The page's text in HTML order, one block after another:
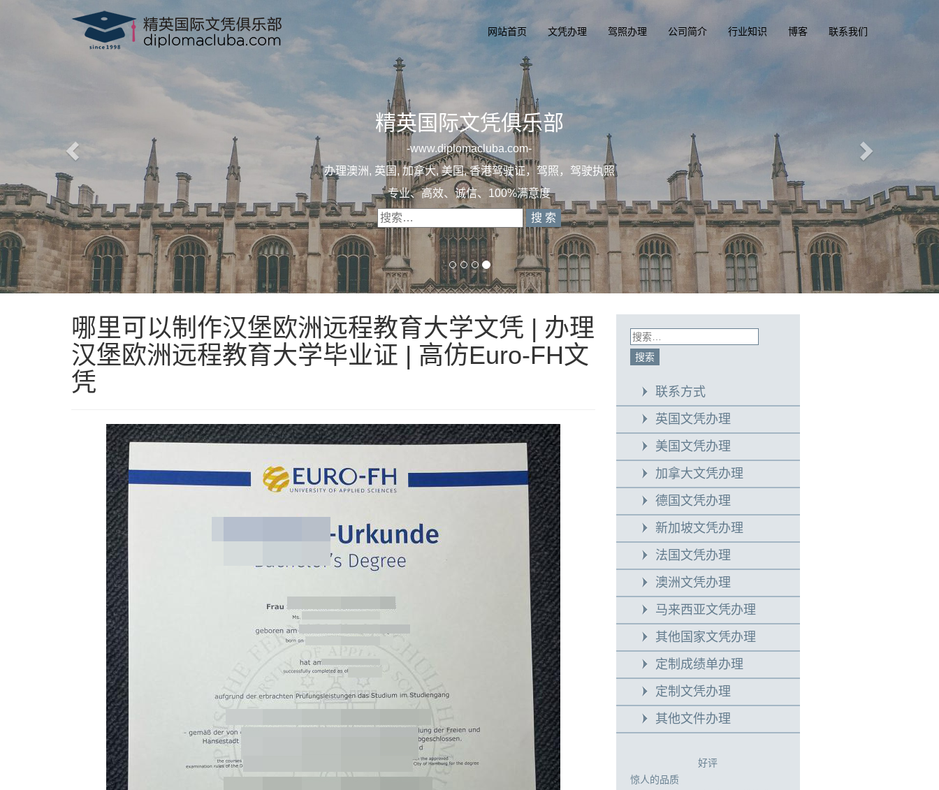
网站首页 文凭办理 驾照办理 公司简介 行业知识 博客 联系我们
精英国际文凭俱乐部
一diplomacluba.com一
办理澳洲, 英国, 加拿大, 美国, 香港驾驶证，驾照，驾驶执照
专业定制澳洲、英国、加拿大、美国驾照
哪里可以制作汉堡欧洲远程教育大学文凭 | 办理
汉堡欧洲远程教育大学毕业证 | 高仿Euro-FH文
凭
联系方式
英国文凭办理
美国文凭办理
加拿大文凭办理
德国文凭办理
新加坡文凭办理
法国文凭办理
澳洲文凭办理
马来西亚文凭办理
其他国家文凭办理
定制成绩单办理
定制文凭办理
其他文件办理
好评
惊人的品质